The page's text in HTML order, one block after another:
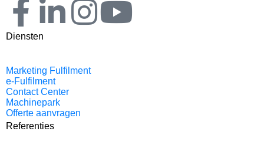
Diensten
Marketing Fulfilment
e-Fulfilment
Contact Center
Machinepark
Offerte aanvragen
Referenties